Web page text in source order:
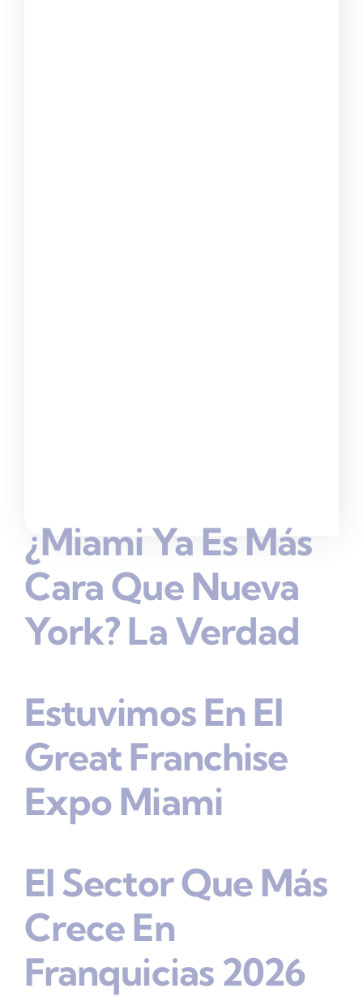
¿Miami Ya Es Más
Cara Que Nueva
York? La Verdad
Estuvimos En El
Great Franchise
Expo Miami
El Sector Que Más
Crece En
Franquicias 2026